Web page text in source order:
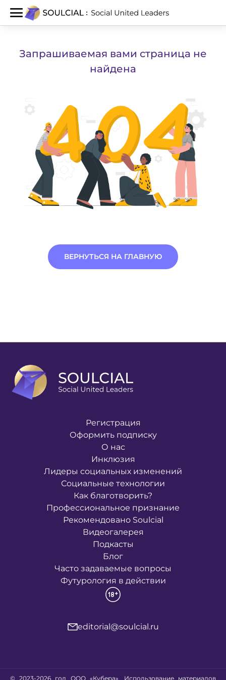
Запрашиваемая вами страница не
найдена
ВЕРНУТЬСЯ НА ГЛАВНУЮ
Регистрация
Оформить подписку
О нас
Инклюзия
Лидеры социальных изменений
Социальные технологии
Как благотворить?
Профессиональное признание
Рекомендовано Soulcial
Видеогалерея
Подкасты
Блог
Часто задаваемые вопросы
Футурология в действии
editorial@soulcial.ru
© 2023-2026 год ООО «Кубера». Использование материалов